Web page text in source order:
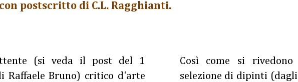
postscritto di C.L. Ragghianti.
(si veda il post del 1
Raffaele Bruno) critico d'arte
Così come si
selezione di dipinti